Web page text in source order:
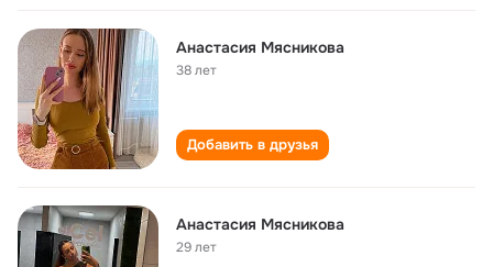
Анастасия Мясникова
38 лет
Добавить в друзья
Анастасия Мясникова
29 лет